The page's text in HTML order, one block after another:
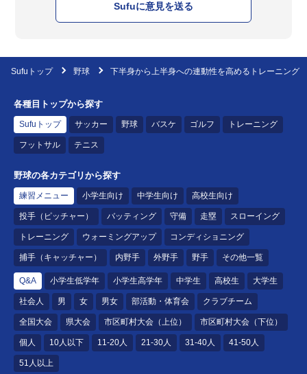
Sufuに意見を送る
Sufuトップ 野球 下半身から上半身への連動性を高めるトレーニング
各種目トップから探す
Sufuトップ サッカー 野球 バスケ ゴルフ トレーニング
フットサル テニス
野球の各カテゴリから探す
練習メニュー 小学生向け 中学生向け 高校生向け
投手（ピッチャー） バッティング 守備 走塁 スローイング
トレーニング ウォーミングアップ コンディショニング
捕手（キャッチャー） 内野手 外野手 野手 その他一覧
Q&A 小学生低学年 小学生高学年 中学生 高校生 大学生
社会人 男 女 男女 部活動・体育会 クラブチーム
全国大会 県大会 市区町村大会（上位） 市区町村大会（下位）
個人 10人以下 11-20人 21-30人 31-40人 41-50人
51人以上